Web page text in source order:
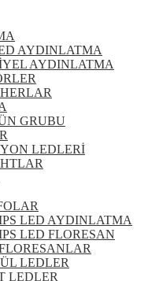
AYDINLATMA
AYDINLATMA
GRUBU
LEDLERİ
LED AYDINLATMA
LED FLORESAN
LEDLER
LEDLER